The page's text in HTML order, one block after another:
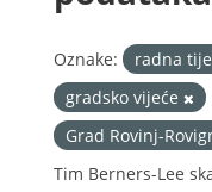
Oznake: radna
gradsko vijeće
Grad Rovinj-
Tim Berners-Lee